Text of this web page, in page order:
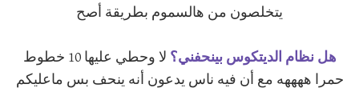
يتخلصون من هالسموم بطريقة أصح
هل نظام الديتكوس بينحفني؟
لا وحطي عليها 10 خطوط
حمرا ههههه مع أن فيه ناس يدعون أنه ينحف بس ماعليكم